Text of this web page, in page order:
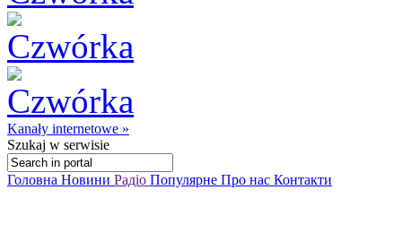
Kanały internetowe »
Szukaj w serwisie
Головна Новини Радіо Популярне Про нас Контакти